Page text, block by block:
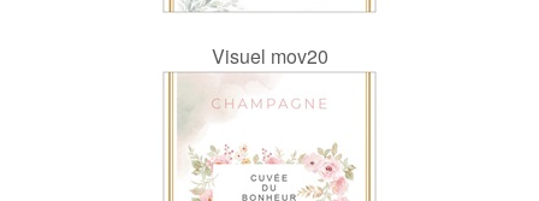
Visuel mov20